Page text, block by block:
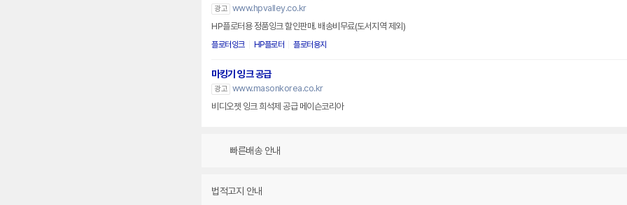
광고 www.hpvalley.co.kr
HP플로터용 정품잉크 할인판매. 배송비무료(도서지역 제외)
플로터잉크 HP플로터 플로터용지
마킹기 잉크 공급
광고 www.masonkorea.co.kr
비디오젯 잉크 희석제 공급 메이슨코리아
빠른배송 안내
법적고지 안내